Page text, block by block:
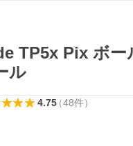
TP5x Pix ボー
ル
4.75（48件）